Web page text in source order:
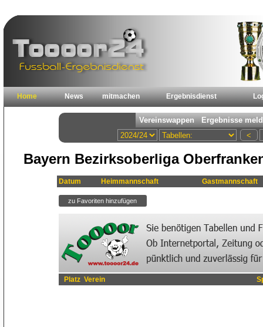
Home News mitmachen Ergebnisdienst
Bayern Bezirksoberliga
Datum Heimmannschaft Gastmannschaft
Platz Verein